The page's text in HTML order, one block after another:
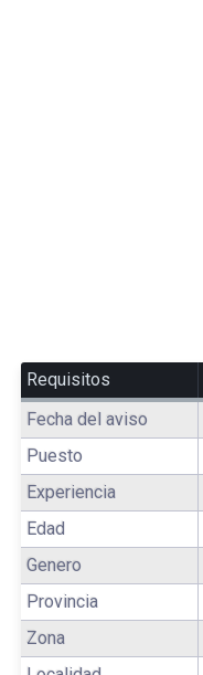
Requisitos
Fecha del aviso
Puesto
Experiencia
Edad
Genero
Provincia
Zona